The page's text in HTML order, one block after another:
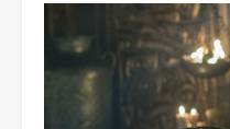
FOX
Premium
emitirá
maratones
de
quinta
temporada